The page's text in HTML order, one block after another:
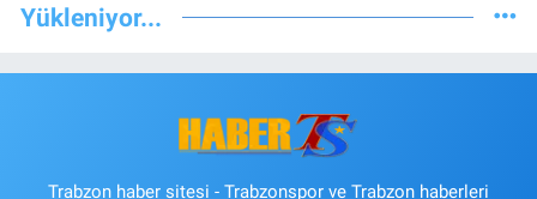
Yükleniyor...
Trabzon haber sitesi - Trabzonspor ve Trabzon haberleri